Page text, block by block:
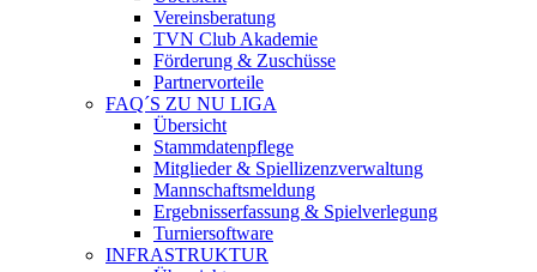
Vereinsberatung
TVN Club Akademie
Förderung & Zuschüsse
Partnervorteile
FAQ´S ZU NU LIGA
Übersicht
Stammdatenpflege
Mitglieder & Spiellizenzverwaltung
Mannschaftsmeldung
Ergebnisserfassung & Spielverlegung
Turniersoftware
INFRASTRUKTUR